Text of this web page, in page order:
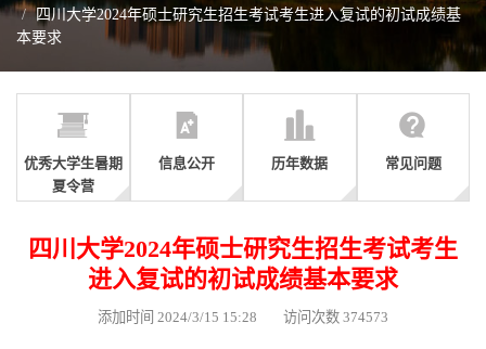
四川大学2024年硕士研究生招生考试考生进入复试的初试成绩基
本要求
优秀大学生暑期
夏令营
信息公开 历年数据 常见问题
四川大学2024年硕士研究生招生考试考生
进入复试的初试成绩基本要求
添加时间 2024/3/15 15:28 访问次数 374573